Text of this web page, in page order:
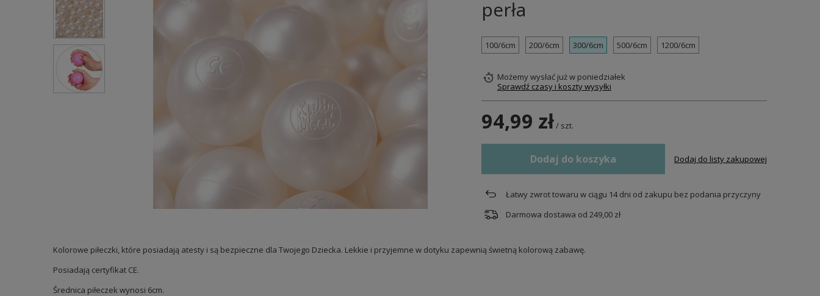
perła
100/6cm 200/6cm 300/6cm 500/6cm 1200/6cm
Możemy wysłać jużw poniedziałek
Sprawdź czasy i koszty wysyłki
94,99 zł/ szt.
Dodaj do koszyka Dodaj do listy zakupowej
Łatwy zwrot towaru w ciągu 14dni od zakupu bez podania przyczyny
Darmowa dostawa od 249,00 zł
Kolorowe piłeczki, które posiadają atesty i są bezpieczne dla Twojego Dziecka. Lekkie i przyjemne w dotyku zapewnią świetną kolorową zabawę.
Posiadają certyfikat CE.
Średnica piłeczek wynosi 6cm.